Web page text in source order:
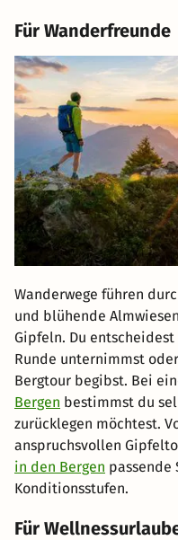
Für Wanderfreunde
Wanderwege führen
und blühende
Gipfeln. Du
Runde unternimmst
Bergtour begibst. Bei
Bergen bestimmst du
zurücklegen möchtest.
anspruchsvollen
in den Bergen passende
Konditionsstufen.
Für